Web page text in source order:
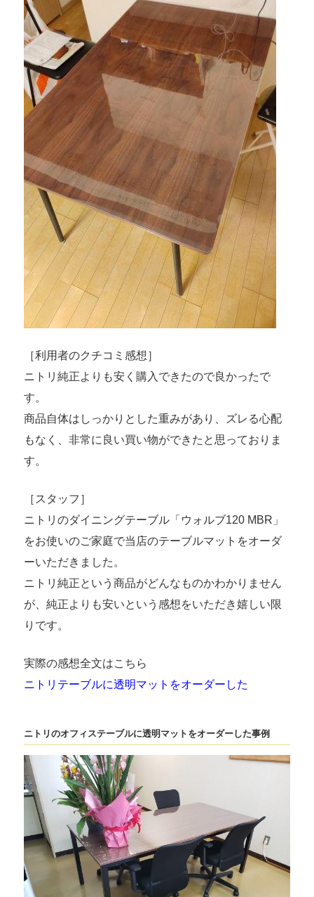
［利用者のクチコミ感想］
ニトリ純正よりも安く購入できたので良かったで
す。
商品自体はしっかりとした重みがあり、ズレる心配
もなく、非常に良い買い物ができたと思っておりま
す。
［スタッフ］
ニトリのダイニングテーブル「ウォルブ120 MBR」
をお使いのご家庭で当店のテーブルマットをオーダ
ーいただきました。
ニトリ純正という商品がどんなものかわかりません
が、純正よりも安いという感想をいただき嬉しい限
りです。
実際の感想全文はこちら
ニトリテーブルに透明マットをオーダーした
ニトリのオフィステーブルに透明マットをオーダーした事例